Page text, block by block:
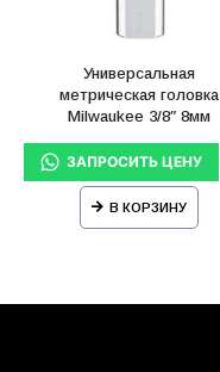
Универсальная
метрическая головка
Milwaukee 3/8″ 8мм
В КОРЗИНУ